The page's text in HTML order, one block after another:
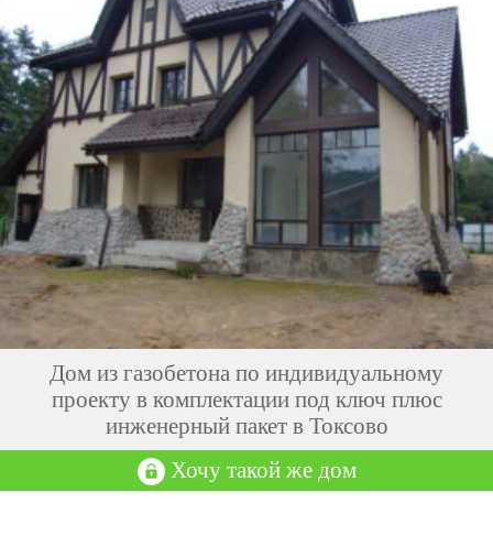
Дом из газобетона по индивидуальному
проекту в комплектации под ключ плюс
инженерный пакет в Токсово
Хочу такой же дом